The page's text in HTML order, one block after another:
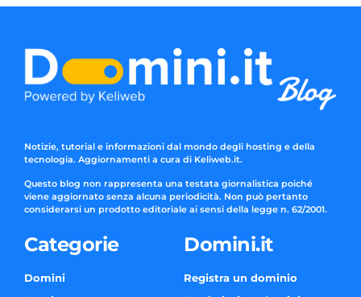
Notizie, tutorial e informazioni dal mondo degli hosting e della
tecnologia. Aggiornamenti a cura di Keliweb.it.
Questo blog non rappresenta una testata giornalistica poiché
viene aggiornato senza alcuna periodicità. Non può pertanto
considerarsi un prodotto editoriale ai sensi della legge n. 62/2001.
Categorie
Domini
Domini.it
Registra un dominio